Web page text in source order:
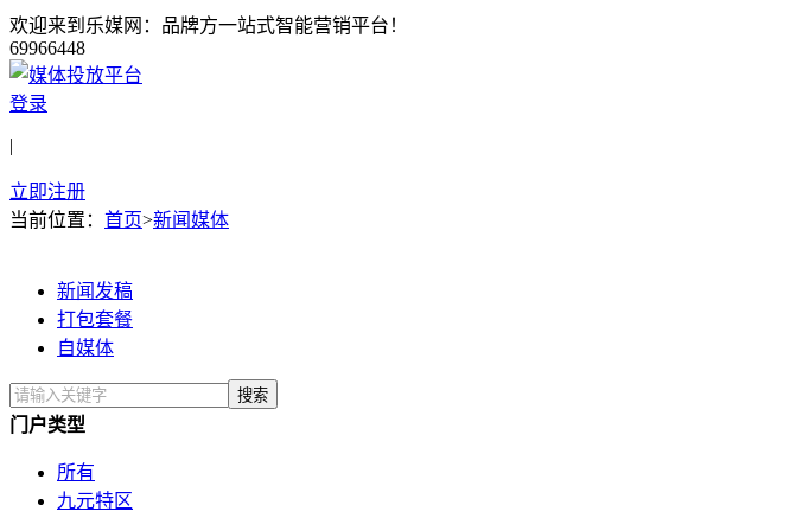
欢迎来到乐媒网：品牌方一站式智能营销平台！
69966448
登录
|
立即注册
当前位置： 首页>新闻媒体
新闻发稿
打包套餐
自媒体
门户类型
所有
九元特区